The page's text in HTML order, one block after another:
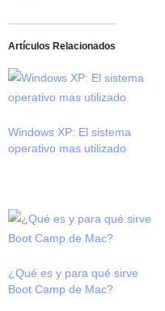
Artículos Relacionados
Windows XP: El sistema
operativo mas utilizado
¿Qué es y para qué sirve
Boot Camp de Mac?